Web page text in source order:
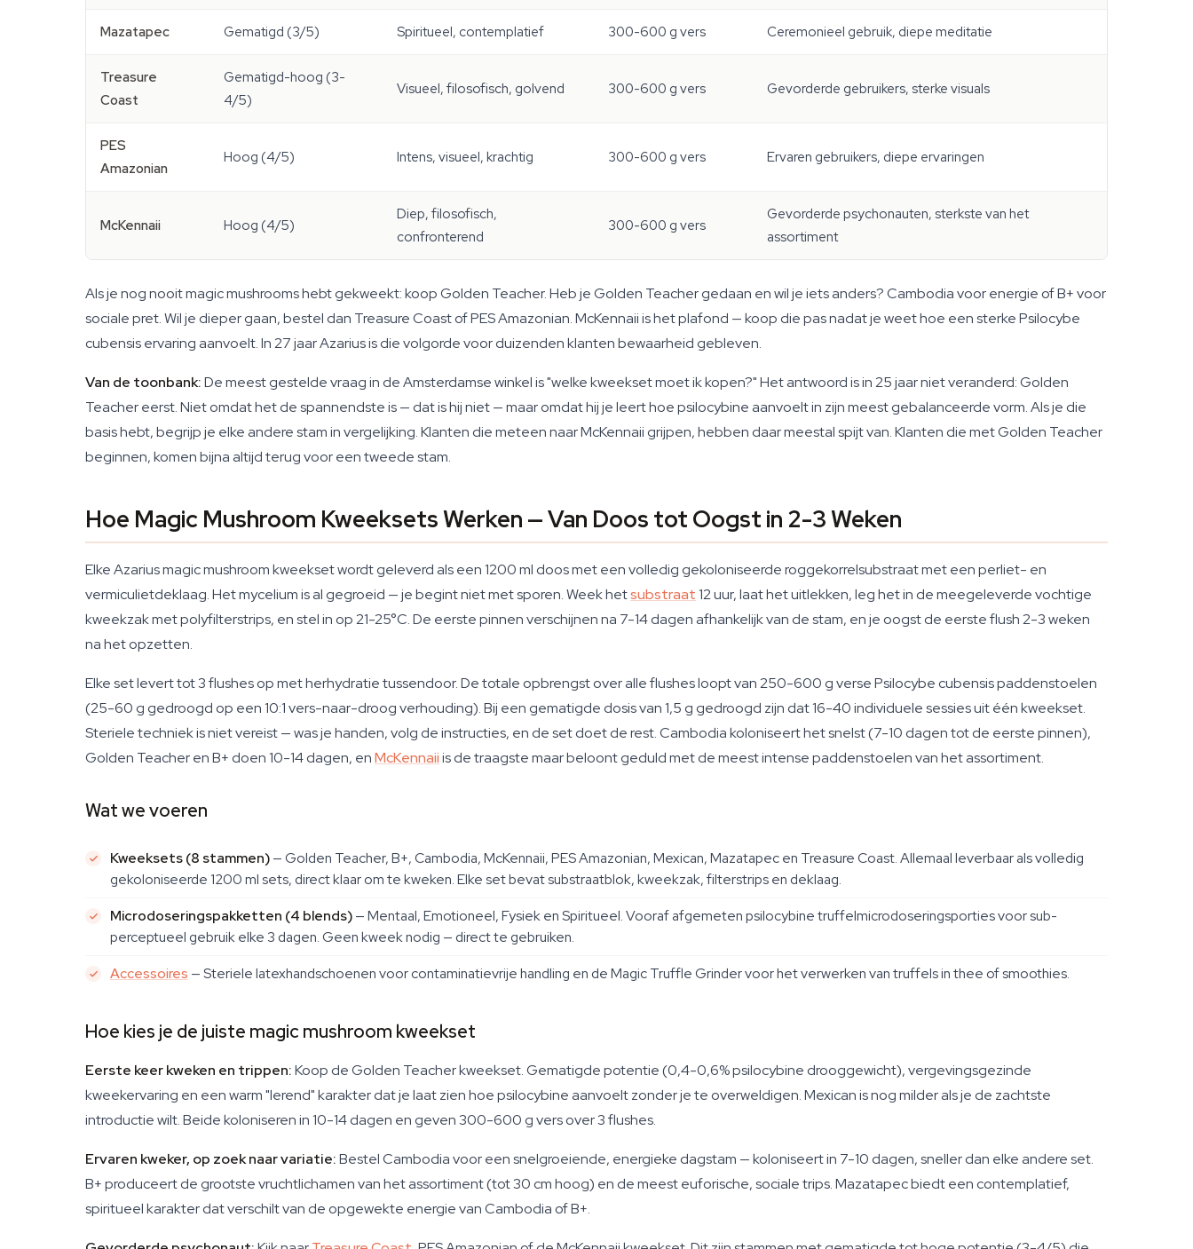
Mazatapec Gematigd (3/5) Spiritueel, contemplatief 300-600 g vers Ceremonieel gebruik, diepe meditatie
Treasure
Coast
Gematigd-hoog (3-
4/5)
Visueel, filosofisch, golvend 300-600 g vers Gevorderde gebruikers, sterke visuals
PES
Amazonian
Hoog (4/5) Intens, visueel, krachtig 300-600 g vers Ervaren gebruikers, diepe ervaringen
McKennaii Hoog (4/5)
Diep, filosofisch,
confronterend
300-600 g vers
Gevorderde psychonauten, sterkste van het
assortiment
Als je nog nooit magic mushrooms hebt gekweekt: koop Golden Teacher. Heb je Golden Teacher gedaan en wil je iets anders? Cambodia voor energie of B+ voor
sociale pret. Wil je dieper gaan, bestel dan Treasure Coast of PES Amazonian. McKennaii is het plafond — koop die pas nadat je weet hoe een sterke Psilocybe
cubensis ervaring aanvoelt. In 27 jaar Azarius is die volgorde voor duizenden klanten bewaarheid gebleven.
Van de toonbank:De meest gestelde vraag in de Amsterdamse winkel is "welke kweekset moet ik kopen?" Het antwoord is in 25 jaar niet veranderd: Golden
Teacher eerst. Niet omdat het de spannendste is — dat is hij niet — maar omdat hij je leert hoe psilocybine aanvoelt in zijn meest gebalanceerde vorm. Als je die
basis hebt, begrijp je elke andere stam in vergelijking. Klanten die meteen naar McKennaii grijpen, hebben daar meestal spijt van. Klanten die met Golden Teacher
beginnen, komen bijna altijd terug voor een tweede stam.
Hoe Magic Mushroom Kweeksets Werken — Van Doos tot Oogst in 2-3 Weken
Elke Azarius magic mushroom kweekset wordt geleverd als een 1200 ml doos met een volledig gekoloniseerde roggekorrelsubstraat met een perliet- en
vermiculietdeklaag. Het mycelium is al gegroeid — je begint niet met sporen. Week hetsubstraat12 uur, laat het uitlekken, leg het in de meegeleverde vochtige
kweekzak met polyfilterstrips, en stel in op 21-25°C. De eerste pinnen verschijnen na 7-14 dagen afhankelijk van de stam, en je oogst de eerste flush 2-3 weken
na het opzetten.
Elke set levert tot 3 flushes op met herhydratie tussendoor. De totale opbrengst over alle flushes loopt van 250-600 g verse Psilocybe cubensis paddenstoelen
(25-60 g gedroogd op een 10:1 vers-naar-droog verhouding). Bij een gematigde dosis van 1,5 g gedroogd zijn dat 16-40 individuele sessies uit één kweekset.
Steriele techniek is niet vereist — was je handen, volg de instructies, en de set doet de rest. Cambodia koloniseert het snelst (7-10 dagen tot de eerste pinnen),
Golden Teacher en B+ doen 10-14 dagen, enMcKennaiiis de traagste maar beloont geduld met de meest intense paddenstoelen van het assortiment.
Wat we voeren
Kweeksets (8 stammen)— Golden Teacher, B+, Cambodia, McKennaii, PES Amazonian, Mexican, Mazatapec en Treasure Coast. Allemaal leverbaar als volledig
gekoloniseerde 1200 ml sets, direct klaar om te kweken. Elke set bevat substraatblok, kweekzak, filterstrips en deklaag.
Microdoseringspakketten (4 blends)— Mentaal, Emotioneel, Fysiek en Spiritueel. Vooraf afgemeten psilocybine truffelmicrodoseringsporties voor sub-
perceptueel gebruik elke 3 dagen. Geen kweek nodig — direct te gebruiken.
Accessoires — Steriele latexhandschoenen voor contaminatievrije handling en de Magic Truffle Grinder voor het verwerken van truffels in thee of smoothies.
Hoe kies je de juiste magic mushroom kweekset
Eerste keer kweken en trippen:Koop de Golden Teacher kweekset. Gematigde potentie (0,4-0,6% psilocybine drooggewicht), vergevingsgezinde
kweekervaring en een warm "lerend" karakter dat je laat zien hoe psilocybine aanvoelt zonder je te overweldigen. Mexican is nog milder als je de zachtste
introductie wilt. Beide koloniseren in 10-14 dagen en geven 300-600 g vers over 3 flushes.
Ervaren kweker, op zoek naar variatie:Bestel Cambodia voor een snelgroeiende, energieke dagstam — koloniseert in 7-10 dagen, sneller dan elke andere set.
B+ produceert de grootste vruchtlichamen van het assortiment (tot 30 cm hoog) en de meest euforische, sociale trips. Mazatapec biedt een contemplatief,
spiritueel karakter dat verschilt van de opgewekte energie van Cambodia of B+.